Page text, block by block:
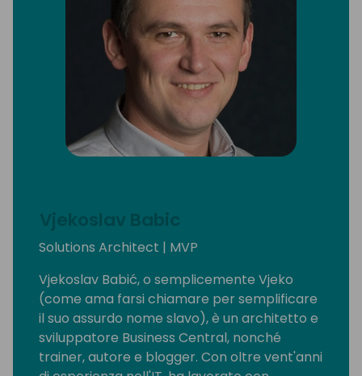
Vjekoslav Babic
Solutions Architect | MVP
Vjekoslav Babić, o semplicemente Vjeko
(come ama farsi chiamare per semplificare
il suo assurdo nome slavo), è un architetto e
sviluppatore Business Central, nonché
trainer, autore e blogger. Con oltre vent'anni